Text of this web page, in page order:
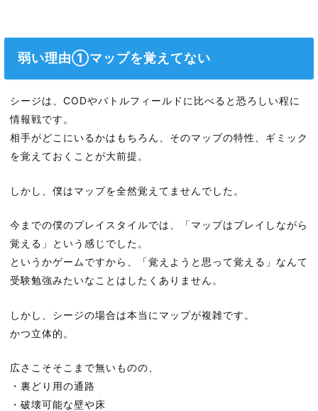
弱い理由①マップを覚えてない
シージは、CODやバトルフィールドに比べると恐ろしい程に
情報戦です。
相手がどこにいるかはもちろん、そのマップの特性、ギミック
を覚えておくことが大前提。
しかし、僕はマップを全然覚えてませんでした。
今までの僕のプレイスタイルでは、「マップはプレイしながら
覚える」という感じでした。
というかゲームですから、「覚えようと思って覚える」なんて
受験勉強みたいなことはしたくありません。
しかし、シージの場合は本当にマップが複雑です。
かつ立体的。
広さこそそこまで無いものの、
・裏どり用の通路
・破壊可能な壁や床